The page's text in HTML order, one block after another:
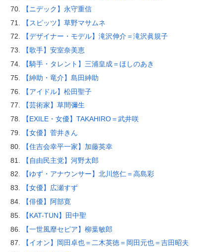
【ニデック】永守重信
【スピッツ】草野マサムネ
【デザイナー・モデル】滝沢伸介＝滝沢眞規子
【歌手】安室奈美恵
【騎手・タレント】三浦皇成＝ほしのあき
【紳助・竜介】島田紳助
【アイドル】松田聖子
【芸術家】草間彌生
【EXILE・女優】TAKAHIRO＝武井咲
【女優】菅井きん
【住吉会幸平一家】加藤英幸
【自由民主党】河野太郎
【ゆず・アナウンサー】北川悠仁＝高島彩
【女優】広瀬すず
【俳優】阿部寛
【KAT-TUN】田中聖
【一世風靡セピア】柳葉敏郎
【イオン】岡田卓也＝二木英徳＝岡田元也＝吉田昭夫